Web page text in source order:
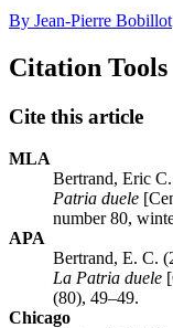
By Jean-Pierre Bobillot
Citation Tools
Cite this article
MLA
Bertrand, Eric
Patria duele
number 80,
APA
Bertrand, E. C.
La Patria duele
(80), 49–49.
Chicago